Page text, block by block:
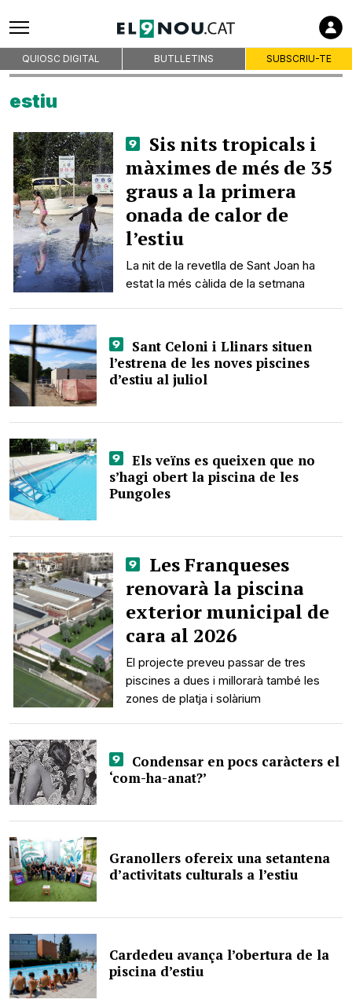
QUIOSC DIGITAL BUTLLETINS SUBSCRIU-TE
estiu
Sis nits tropicals i
màximes de més de 35
graus a la primera
onada de calor de
l’estiu
La nit de la revetlla de Sant Joan ha
estat la més càlida de la setmana
Sant Celoni i Llinars situen
l’estrena de les noves piscines
d’estiu al juliol
Els veïns es queixen que no
s’hagi obert la piscina de les
Pungoles
Les Franqueses
renovarà la piscina
exterior municipal de
cara al 2026
El projecte preveu passar de tres
piscines a dues i millorarà també les
zones de platja i solàrium
Condensar en pocs caràcters el
‘com-ha-anat?’
Granollers ofereix una setantena
d’activitats culturals a l’estiu
Cardedeu avança l’obertura de la
piscina d’estiu